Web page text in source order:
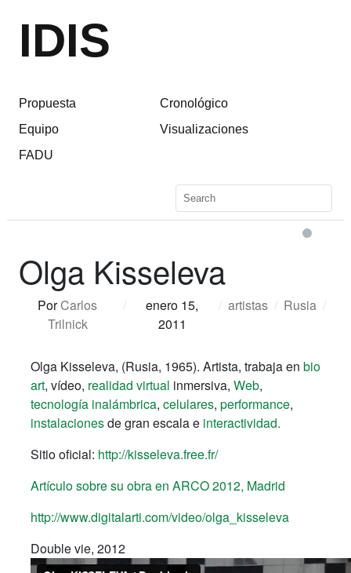
IDIS
Propuesta
Equipo
FADU
Cronológico
Visualizaciones
Olga Kisseleva
PorCarlos
Trilnick
/
enero 15,
2011
/ artistas / Rusia /
Olga Kisseleva, (Rusia, 1965). Artista, trabaja en bio
art, vídeo, realidad virtual inmersiva, Web,
tecnología inalámbrica, celulares, performance,
instalacionesde gran escala e interactividad.
Sitio oficial: http://kisseleva.free.fr/
Artículo sobre su obra en ARCO 2012, Madrid
http://www.digitalarti.com/video/olga_kisseleva
Double vie, 2012